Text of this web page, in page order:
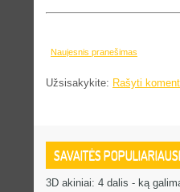
Naujesnis pranešimas
Užsisakykite: Rašyti
SAVAITĖS POPULIARIAUSI
3D akiniai: 4 dalis - ką